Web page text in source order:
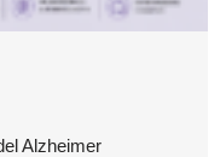
Alzheimer